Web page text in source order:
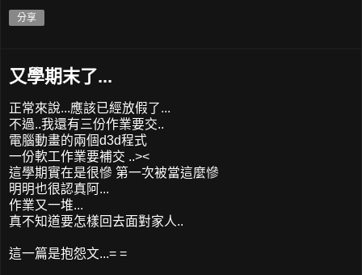
分享
又學期末了...
正常來說...應該已經放假了...
不過..我還有三份作業要交..
電腦動畫的兩個d3d程式
一份軟工作業要補交 ..><
這學期實在是很慘 第一次被當這麼慘
明明也很認真阿...
作業又一堆...
真不知道要怎樣回去面對家人..
這一篇是抱怨文...= =